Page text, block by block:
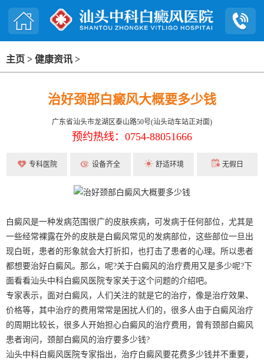
主页 > 健康资讯 >
治好颈部白癜风大概要多少钱
广东省汕头市龙湖区泰山路50号(汕头动车站正对面)
预约热线：0754-88051666
专科医院 设备齐全 舒适环境 无假日
白癜风是一种发病范围很广的皮肤疾病，可发病于任何部位，尤其是
一些经常裸露在外的皮肤是白癜风常见的发病部位，这些部位一旦出
现白斑，患者的形象就会大打折扣，也打击了患者的心理。所以患者
都想要治好白癜风。那么，呢?关于白癜风的治疗费用又是多少呢?下
面看看汕头中科白癜风医院专家关于这个问题的介绍吧。
专家表示，面对白癜风，人们关注的就是它的治疗，像是治疗效果、
价格等，其中治疗的费用常常是困扰人们的，很多人由于白癜风治疗
的周期比较长，很多人开始担心白癜风的治疗费用，曾有颈部白癜风
患者询问，颈部白癜风的治疗要多少钱?
汕头中科白癜风医院专家指出，治疗白癜风要花费多少钱并不重要，